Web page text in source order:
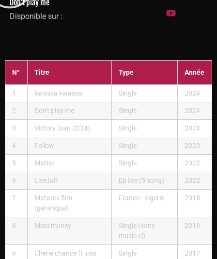
Don't play me
Disponible sur :
N° Titre Type Année
1 kwassa kwassa Single 2024
2 Don't play me Single 2024
3 Victory (can 2024) Single 2024
4 Follow Single 2023
5 Matter Single 2022
6 Live laff Ep live (5 song) 2022
7
Matares film
(generique)
France - algerie 2018
8 Moni money
Single (sony
music ci)
2018
9
Cherie chance ft joss
Single 2017